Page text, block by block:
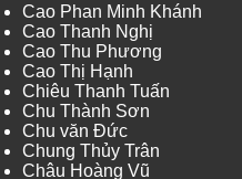
Cao Phan Minh Khánh
Cao Thanh Nghị
Cao Thu Phương
Cao Thị Hạnh
Chiêu Thanh Tuấn
Chu Thành Sơn
Chu văn Đức
Chung Thủy Trân
Châu Hoàng Vũ